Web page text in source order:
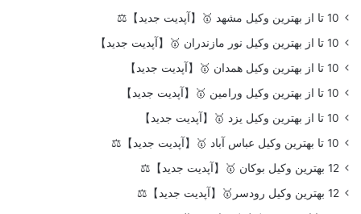
10 تا از بهترین وکیل مشهد 🥇【آپدیت جدید】⚖️
10 تا از بهترین وکیل نور مازندران 🥇【آپدیت جدید】
10 تا از بهترین وکیل همدان 🥇【آپدیت جدید】
10 تا از بهترین وکیل ورامین 🥇【آپدیت جدید】
10 تا از بهترین وکیل یزد 🥇【آپدیت جدید】
10 تا بهترین وکیل عباس آباد 🥇【آپدیت جدید】⚖️
12 بهترین وکیل بوکان 🥇【آپدیت جدید】⚖️
12 بهترین وکیل رودسر🥇【آپدیت جدید】⚖️